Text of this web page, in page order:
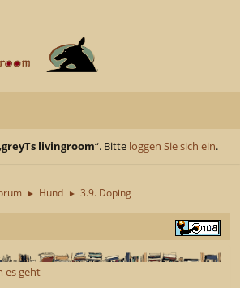
greyTs livingroom“. Bitte loggen Sie sich ein.
► Hund ► 3.9. Doping
es geht